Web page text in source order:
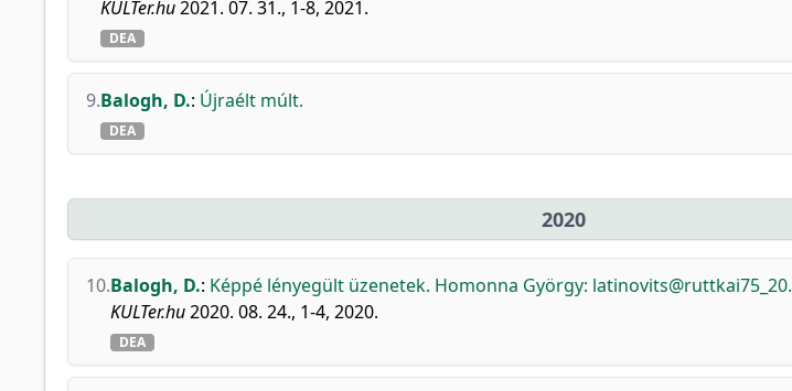
KULTer.hu2021. 07. 31., 1-8, 2021.
DEA
9.Balogh, D.: Újraélt múlt.
DEA
2020
10.Balogh, D.: Képpé lényegült üzenetek. Homonna György: latinovits@ruttkai75_20.
KULTer.hu2020. 08. 24., 1-4, 2020.
DEA